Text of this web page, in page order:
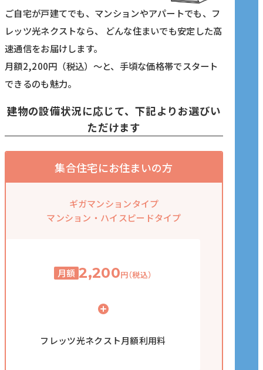
ご自宅が戸建てでも、マンションやアパートでも、フ
レッツ光ネクストなら、
どんな住まいでも安定した高
速通信をお届けします。
月額2,200円（税込）〜と、手頃な価格帯でスタート
できるのも魅力。
建物の設備状況に応じて、下記よりお選びい
ただけます
集合住宅にお住まいの方
ギガマンションタイプ
マンション・ハイスピードタイプ
月額 2,200円（税込）
フレッツ光ネクスト月額利用料